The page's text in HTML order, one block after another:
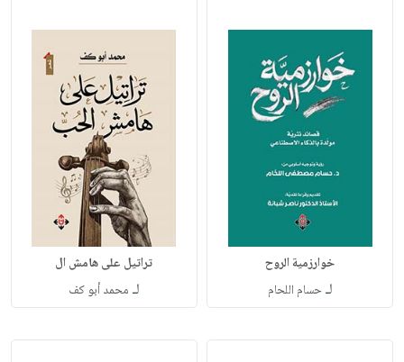
خوارزمية الروح
لـحسام اللحام
تراتيل على هامش ال
لـ محمد أبو كف